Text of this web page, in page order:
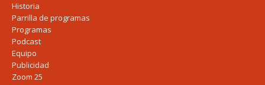
Historia
Parrilla de programas
Programas
Podcast
Equipo
Publicidad
Zoom 25